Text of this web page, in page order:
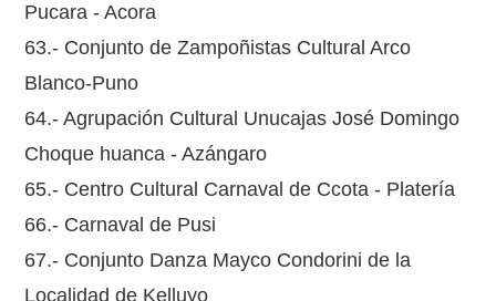
Pucara - Acora
63.- Conjunto de Zampoñistas Cultural Arco
Blanco-Puno
64.- Agrupación Cultural Unucajas José Domingo
Choque huanca - Azángaro
65.- Centro Cultural Carnaval de Ccota - Platería
66.- Carnaval de Pusi
67.- Conjunto Danza Mayco Condorini de la
Localidad de Kelluyo